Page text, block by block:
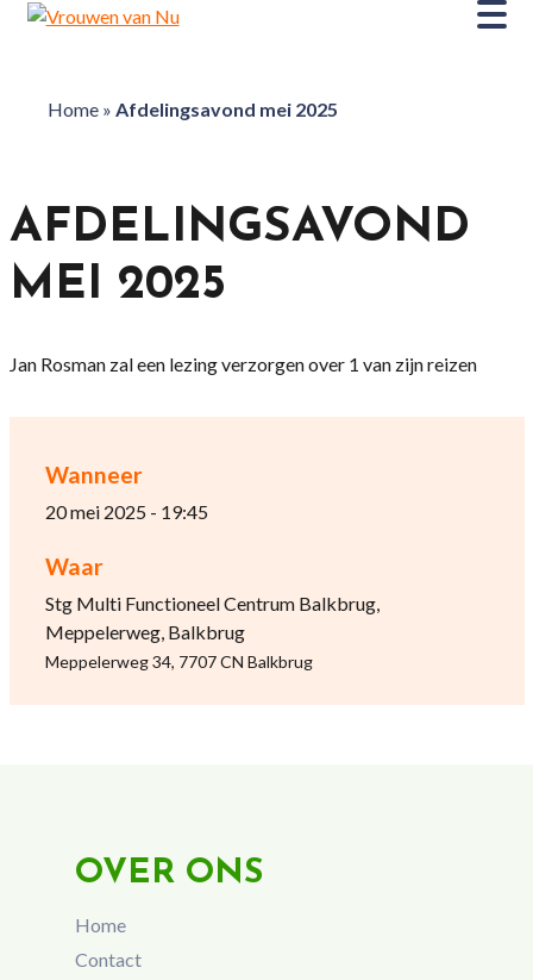
Home» Afdelingsavond mei 2025
Wanneer
20 mei 2025 - 19:45
Waar
Stg Multi Functioneel Centrum Balkbrug,
Meppelerweg, Balkbrug
Meppelerweg 34, 7707 CN Balkbrug
AFDELINGSAVOND
MEI 2025
Jan Rosman zal een lezing verzorgen over 1 van zijn reizen
OVER ONS
Home
Contact